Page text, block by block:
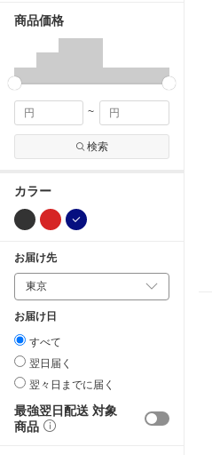
商品価格
~
検索
カラー
お届け先
お届け日
すべて
翌日届く
翌々日までに届く
最強翌日配送 対象
商品